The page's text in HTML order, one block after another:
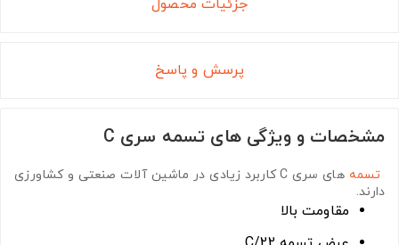
جزئیات محصول
پرسش و پاسخ
مشخصات و ویژگی های تسمه سری C
تسمه های سری C
کاربرد زیادی در ماشین آلات صنعتی و کشاورزی
دارند.
مقاومت بالا